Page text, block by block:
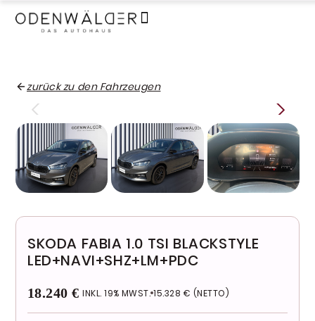
zurück zu den Fahrzeugen
SKODA FABIA 1.0 TSI BLACKSTYLE
LED+NAVI+SHZ+LM+PDC
18.240 € INKL. 19% MWST. 15.328 € (NETTO)